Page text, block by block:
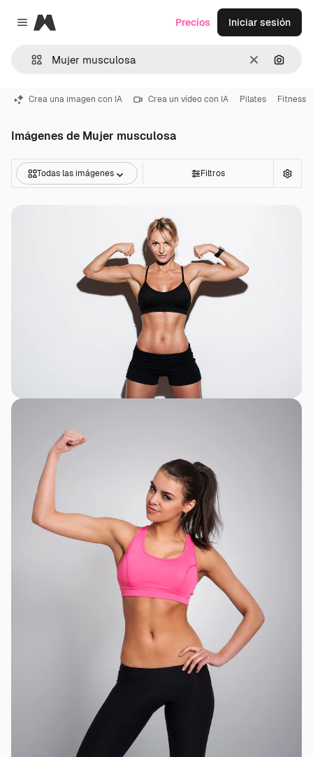
Close menu
Magnific
Borrar
Precios Iniciar sesión
Crea una imagen con IA Crea un vídeo con IA Pilates Fitness
Imágenes de Mujer musculosa
Todas las imágenes Filtros